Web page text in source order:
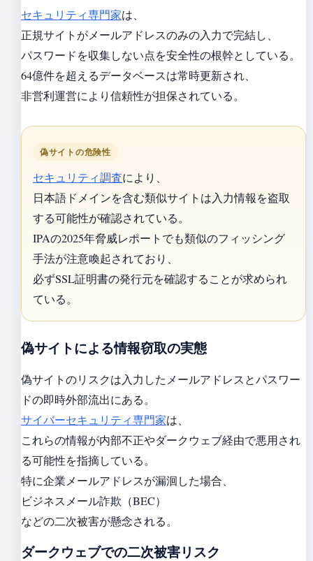
セキュリティ専門家は、
正規サイトがメールアドレスのみの入力で完結し、
パスワードを収集しない点を安全性の根幹としている。
64億件を超えるデータベースは常時更新され、
非営利運営により信頼性が担保されている。
偽サイトの危険性
セキュリティ調査により、
日本語ドメインを含む類似サイトは入力情報を盗取
する可能性が確認されている。
IPAの2025年脅威レポートでも類似のフィッシング
手法が注意喚起されており、
必ずSSL証明書の発行元を確認することが求められ
ている。
偽サイトによる情報窃取の実態
偽サイトのリスクは入力したメールアドレスとパスワー
ドの即時外部流出にある。
サイバーセキュリティ専門家は、
これらの情報が内部不正やダークウェブ経由で悪用され
る可能性を指摘している。
特に企業メールアドレスが漏洄した場合、
ビジネスメール詐欺（BEC）
などの二次被害が懸念される。
ダークウェブでの二次被害リスク